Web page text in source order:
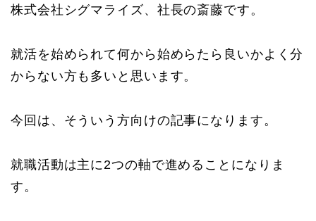
株式会社シグマライズ、社長の斎藤です。
就活を始められて何から始めらたら良いかよく分
からない方も多いと思います。
今回は、そういう方向けの記事になります。
就職活動は主に2つの軸で進めることになりま
す。